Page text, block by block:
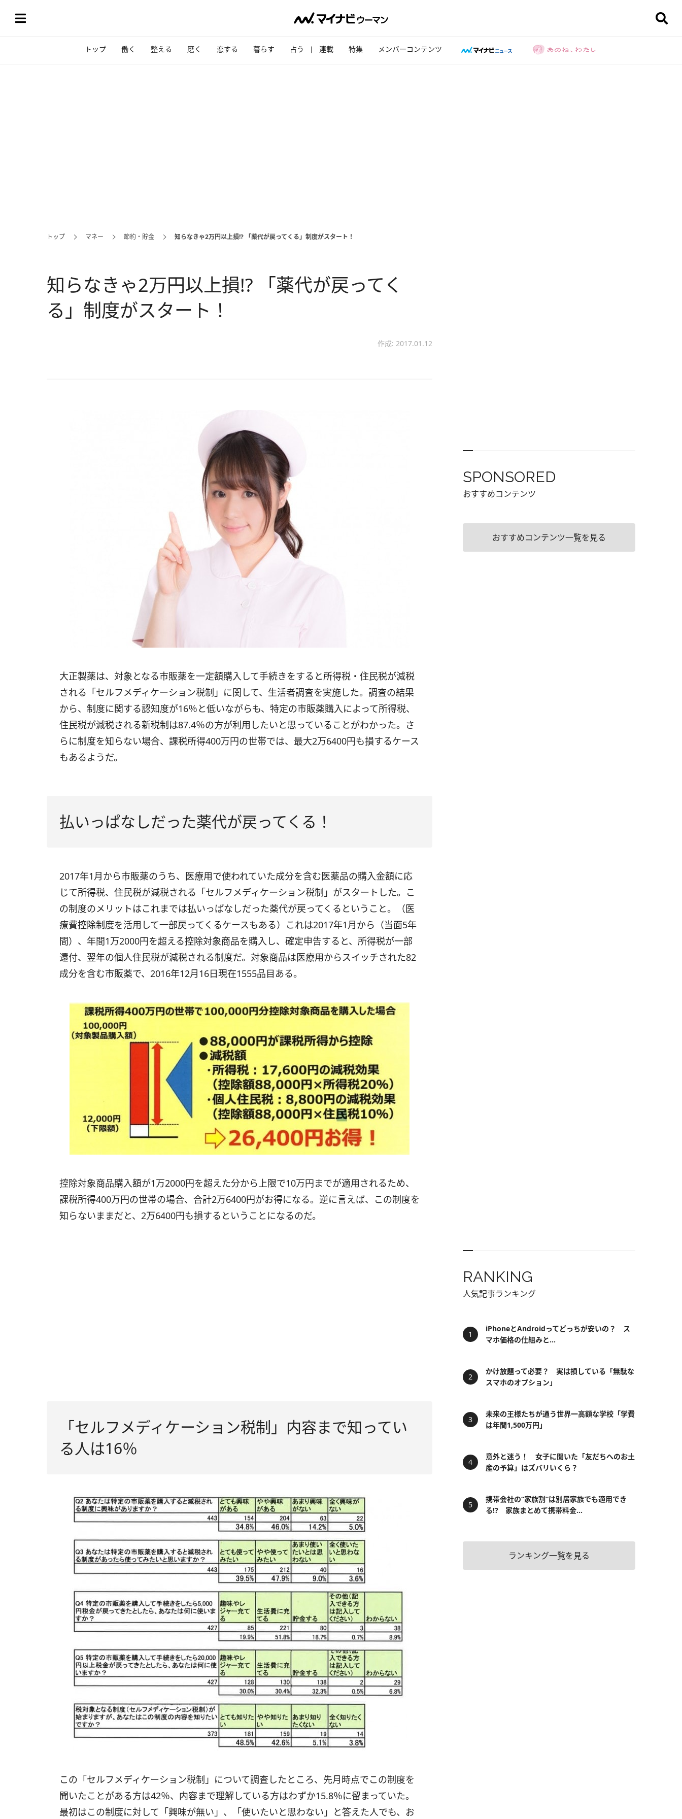
トップ 働く 整える 磨く 恋する 暮らす 占う 連載 特集 メンバーコンテンツ
トップ マネー 節約・貯金 知らなきゃ2万円以上損!? 「薬代が戻ってくる」制度がスタート！
知らなきゃ2万円以上損!? 「薬代が戻ってく
る」制度がスタート！
作成: 2017.01.12
大正製薬は、対象となる市販薬を一定額購入して手続きをすると所得税・住民税が減税
される「セルフメディケーション税制」に関して、生活者調査を実施した。調査の結果
から、制度に関する認知度が16％と低いながらも、特定の市販薬購入によって所得税、
住民税が減税される新税制は87.4％の方が利用したいと思っていることがわかった。さ
らに制度を知らない場合、課税所得400万円の世帯では、最大2万6400円も損するケース
もあるようだ。
払いっぱなしだった薬代が戻ってくる！
2017年1月から市販薬のうち、医療用で使われていた成分を含む医薬品の購入金額に応
じて所得税、住民税が減税される「セルフメディケーション税制」がスタートした。こ
の制度のメリットはこれまでは払いっぱなしだった薬代が戻ってくるということ。（医
療費控除制度を活用して一部戻ってくるケースもある）これは2017年1月から（当面5年
間）、年間1万2000円を超える控除対象商品を購入し、確定申告すると、所得税が一部
還付、翌年の個人住民税が減税される制度だ。対象商品は医療用からスイッチされた82
成分を含む市販薬で、2016年12月16日現在1555品目ある。
控除対象商品購入額が1万2000円を超えた分から上限で10万円までが適用されるため、
課税所得400万円の世帯の場合、合計2万6400円がお得になる。逆に言えば、この制度を
知らないままだと、2万6400円も損するということになるのだ。
「セルフメディケーション税制」内容まで知ってい
る人は16％
この「セルフメディケーション税制」について調査したところ、先月時点でこの制度を
聞いたことがある方は42％、内容まで理解している方はわずか15.8％に留まっていた。
最初はこの制度に対して「興味が無い」、「使いたいと思わない」と答えた人でも、お
SPONSORED
おすすめコンテンツ
おすすめコンテンツ一覧を見る
RANKING
人気記事ランキング
iPhoneとAndroidってどっちが安いの？ ス
マホ価格の仕組みと...
かけ放題って必要？ 実は損している「無駄な
スマホのオプション」
未来の王様たちが通う世界一高額な学校「学費
は年間1,500万円」
意外と迷う！ 女子に聞いた「友だちへのお土
産の予算」はズバリいくら？
携帯会社の“家族割”は別居家族でも適用でき
る!? 家族まとめて携帯料金...
ランキング一覧を見る